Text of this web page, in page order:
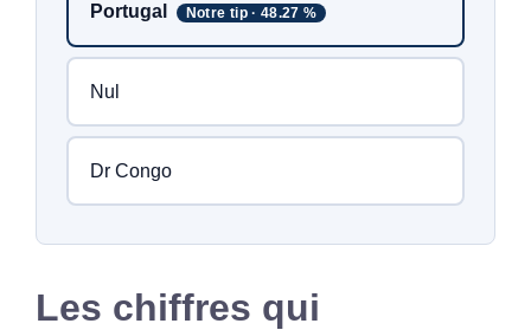
Portugal Notre tip · 48.27 %
Nul
Dr Congo
Les chiffres qui